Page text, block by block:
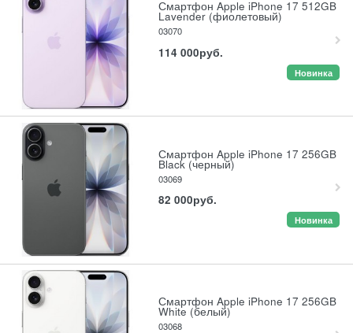
Смартфон Apple iPhone 17 512GB
Lavender (фиолетовый)
03070
114 000руб.
Новинка
Смартфон Apple iPhone 17 256GB
Black (черный)
03069
82 000руб.
Новинка
Смартфон Apple iPhone 17 256GB
White (белый)
03068